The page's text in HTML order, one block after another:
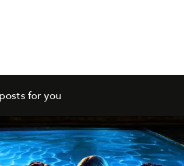
for you